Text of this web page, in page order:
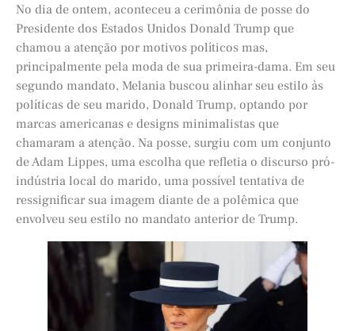
No dia de ontem, aconteceu a cerimônia de posse do
Presidente dos Estados Unidos Donald Trump que
chamou a atenção por motivos políticos mas,
principalmente pela moda de sua primeira-dama. Em seu
segundo mandato, Melania buscou alinhar seu estilo às
políticas de seu marido, Donald Trump, optando por
marcas americanas e designs minimalistas que
chamaram a atenção. Na posse, surgiu com um conjunto
de Adam Lippes, uma escolha que refletia o discurso pró-
indústria local do marido, uma possível tentativa de
ressignificar sua imagem diante de a polêmica que
envolveu seu estilo no mandato anterior de Trump.